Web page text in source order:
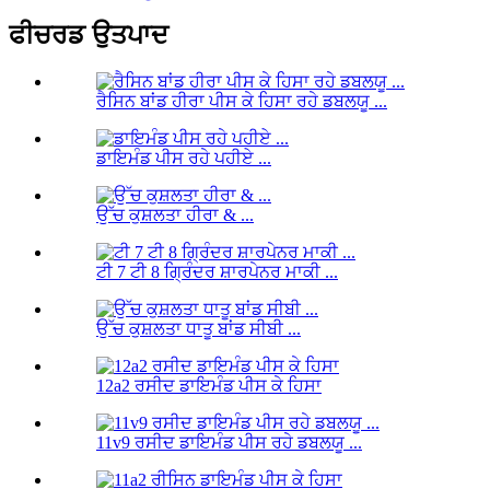
ਫੀਚਰਡ ਉਤਪਾਦ
ਰੈਸਿਨ ਬਾਂਡ ਹੀਰਾ ਪੀਸ ਕੇ ਹਿਸਾ ਰਹੇ ਡਬਲਯੂ ...
ਡਾਇਮੰਡ ਪੀਸ ਰਹੇ ਪਹੀਏ ...
ਉੱਚ ਕੁਸ਼ਲਤਾ ਹੀਰਾ & ...
ਟੀ 7 ਟੀ 8 ਗ੍ਰਿੰਦਰ ਸ਼ਾਰਪੇਨਰ ਮਾਕੀ ...
ਉੱਚ ਕੁਸ਼ਲਤਾ ਧਾਤੂ ਬਾਂਡ ਸੀਬੀ ...
12a2 ਰਸੀਦ ਡਾਇਮੰਡ ਪੀਸ ਕੇ ਹਿਸਾ
11v9 ਰਸੀਦ ਡਾਇਮੰਡ ਪੀਸ ਰਹੇ ਡਬਲਯੂ ...